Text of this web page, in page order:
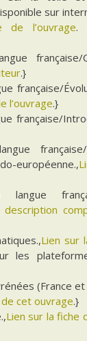
sur
de l’ouvrage.
française/
.}
française/
l’ouvrage.}
française/
française/
européenne.,
Lien sur
les
(France et
cet ouvrage.}
Lien sur la fiche